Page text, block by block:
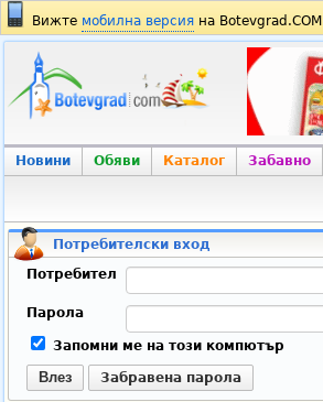
Вижте мобилна версия на Botevgrad.COM
Новини Обяви Каталог Забавно
Потребителски вход
Потребител
Парола
Запомни ме на този компютър
Влез Забравена парола